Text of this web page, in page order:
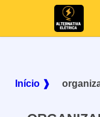
Início ❱